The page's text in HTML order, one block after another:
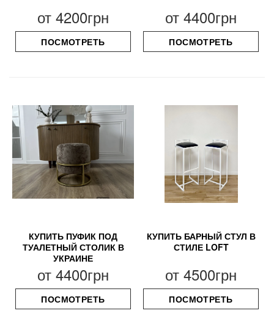
от 4200грн
ПОСМОТРЕТЬ
от 4400грн
ПОСМОТРЕТЬ
КУПИТЬ ПУФИК ПОД
ТУАЛЕТНЫЙ СТОЛИК В
УКРАИНЕ
от 4400грн
ПОСМОТРЕТЬ
КУПИТЬ БАРНЫЙ СТУЛ В
СТИЛЕ LOFT
от 4500грн
ПОСМОТРЕТЬ